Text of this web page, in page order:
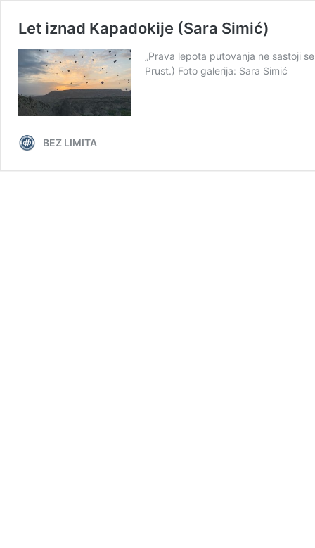
Let iznad Kapadokije (Sara Simić)
„Prava lepota putovanja ne sastoji
Prust.) Foto galerija: Sara Simić
BEZ LIMITA